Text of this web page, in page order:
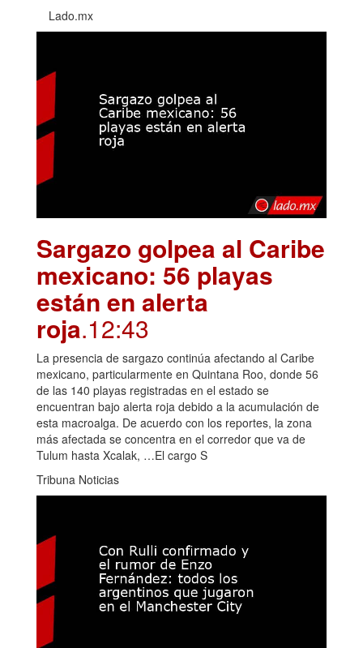
Lado.mx
Sargazo golpea al Caribe
mexicano: 56 playas
están en alerta
roja.12:43
La presencia de sargazo continúa afectando al Caribe
mexicano, particularmente en Quintana Roo, donde 56
de las 140 playas registradas en el estado se
encuentran bajo alerta roja debido a la acumulación de
esta macroalga. De acuerdo con los reportes, la zona
más afectada se concentra en el corredor que va de
Tulum hasta Xcalak, …El cargo S
Tribuna Noticias